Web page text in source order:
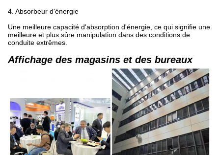
4. Absorbeur d'énergie
Une meilleure capacité d'absorption d'énergie, ce qui signifie une
meilleure et plus sûre manipulation dans des conditions de
conduite extrêmes.
Affichage des magasins et des bureaux